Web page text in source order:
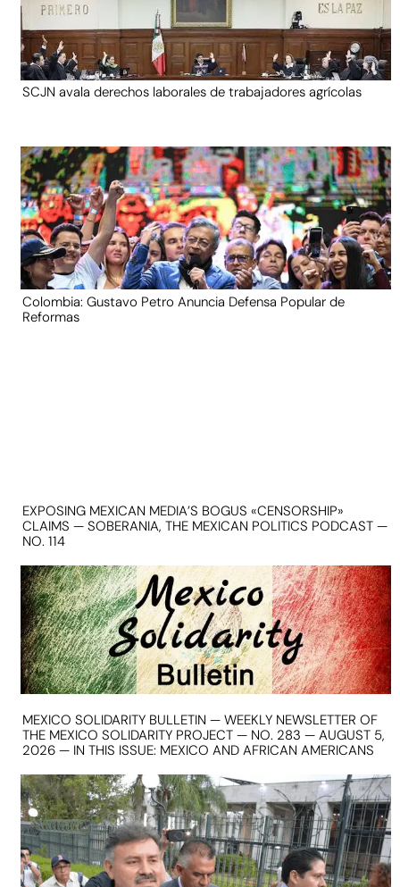
SCJN avala derechos laborales de trabajadores agrícolas
Colombia: Gustavo Petro Anuncia Defensa Popular de
Reformas
EXPOSING MEXICAN MEDIA’S BOGUS «CENSORSHIP»
CLAIMS — SOBERANIA, THE MEXICAN POLITICS PODCAST —
NO. 114
MEXICO SOLIDARITY BULLETIN — WEEKLY NEWSLETTER OF
THE MEXICO SOLIDARITY PROJECT — NO. 283 — AUGUST 5,
2026 — IN THIS ISSUE: MEXICO AND AFRICAN AMERICANS